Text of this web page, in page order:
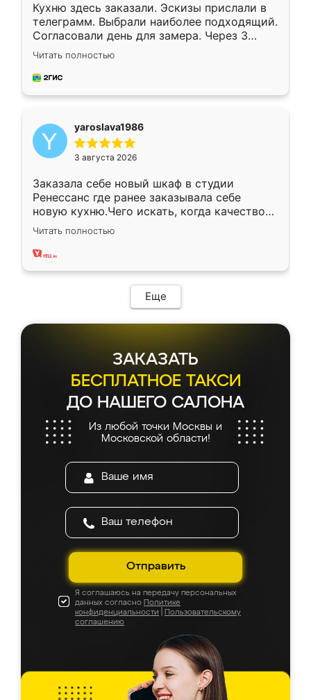
Кухню здесь заказали. Эскизы прислали в
телеграмм. Выбрали наиболее подходящий.
Согласовали день для замера. Через 3
недели кухня была уже готова. Остались
довольны работой. Спасибо Ренессанс
мебель за качественную работу!
Читать полностью
yaroslava1986
3 августа 2026
Заказала себе новый шкаф в студии
Ренессанс где ранее заказывала себе
новую кухню.Чего искать, когда качеством
вполне довольна. Служит кухня уже почти
два года, нареканий нет.
Читать полностью
Еще
ЗАКАЗАТЬ
БЕСПЛАТНОЕ ТАКСИ
ДО НАШЕГО САЛОНА
Из любой точки Москвы и
Московской области!
Отправить
Я соглашаюсь на передачу персональных
данных согласно Политике
конфиденциальности
Пользовательскому
соглашению